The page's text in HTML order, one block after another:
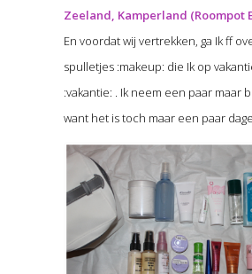
Zeeland, Kamperland (Roompot
En voordat wij vertrekken, ga Ik ff
spulletjes :makeup: die Ik op
:vakantie: . Ik neem een paar maar
want het is toch maar een paar